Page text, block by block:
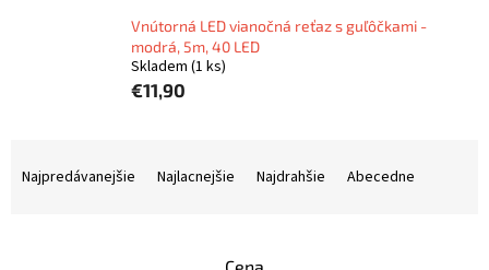
Vnútorná LED vianočná reťaz s guľôčkami -
modrá, 5m, 40 LED
Skladem (1 ks)
€11,90
Najpredávanejšie Najlacnejšie Najdrahšie Abecedne